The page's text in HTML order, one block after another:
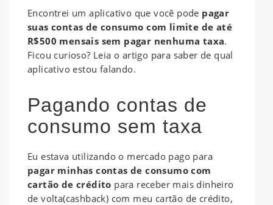
Encontrei um aplicativo que você pode pagar
suas contas de consumo com limite de até
R$500 mensais sem pagar nenhuma taxa.
Ficou curioso? Leia o artigo para saber de qual
aplicativo estou falando.
Pagando contas de
consumo sem taxa
Eu estava utilizando o mercado pago para
pagar minhas contas de consumo com
cartão de crédito para receber mais dinheiro
de volta(cashback) com meu cartão de crédito,